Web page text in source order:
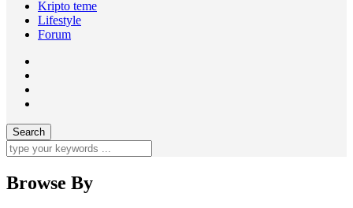
Kripto teme
Lifestyle
Forum
Browse By